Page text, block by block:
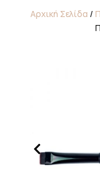
Αρχική Σελίδα /